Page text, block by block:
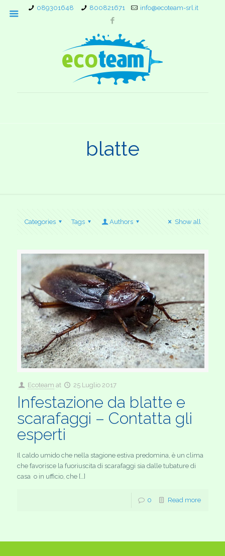
089301648 800821671 info@ecoteam-srl.it
blatte
Categories Tags Authors Show all
Ecoteam at 25 Luglio 2017
Infestazione da blatte e
scarafaggi – Contatta gli
esperti
Il caldo umido che nella stagione estiva predomina, è un clima
che favorisce la fuoriuscita di scarafaggi sia dalle tubature di
casa o in ufficio, che […]
0 Read more